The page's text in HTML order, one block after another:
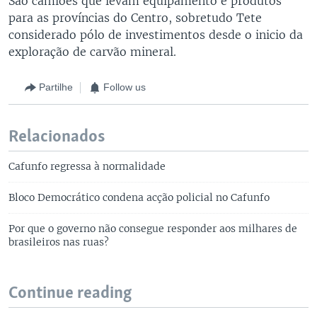
para as províncias do Centro, sobretudo Tete
considerado pólo de investimentos desde o inicio da
exploração de carvão mineral.
Partilhe Follow us
Relacionados
Cafunfo regressa à normalidade
Bloco Democrático condena acção policial no Cafunfo
Por que o governo não consegue responder aos milhares de
brasileiros nas ruas?
Continue reading